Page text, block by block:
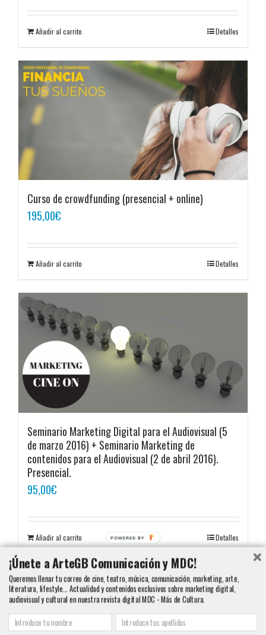
Añadir al carrito Detalles
Curso de crowdfunding (presencial + online)
195,00€
Añadir al carrito Detalles
Seminario Marketing Digital para el Audiovisual (5
de marzo 2016) + Seminario Marketing de
contenidos para el Audiovisual (2 de abril 2016).
Presencial.
95,00€
Añadir al carrito Detalles
¡Únete a ArteGB Comunicación y MDC!
Queremos llenar tu correo de cine, teatro, música, comunicación, marketing, arte,
literatura, lifestyle... Actualidad y contenidos exclusivos sobre marketing digital,
audiovisual y cultural en nuestra revista digital MDC - Más de Cultura.